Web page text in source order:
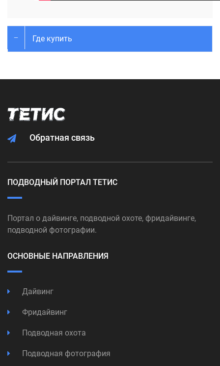
Где купить
Обратная связь
ПОДВОДНЫЙ ПОРТАЛ ТЕТИС
Портал о дайвинге, подводной охоте, фридайвинге,
подводной фотографии.
ОСНОВНЫЕ НАПРАВЛЕНИЯ
Дайвинг
Фридайвинг
Подводная охота
Подводная фотография